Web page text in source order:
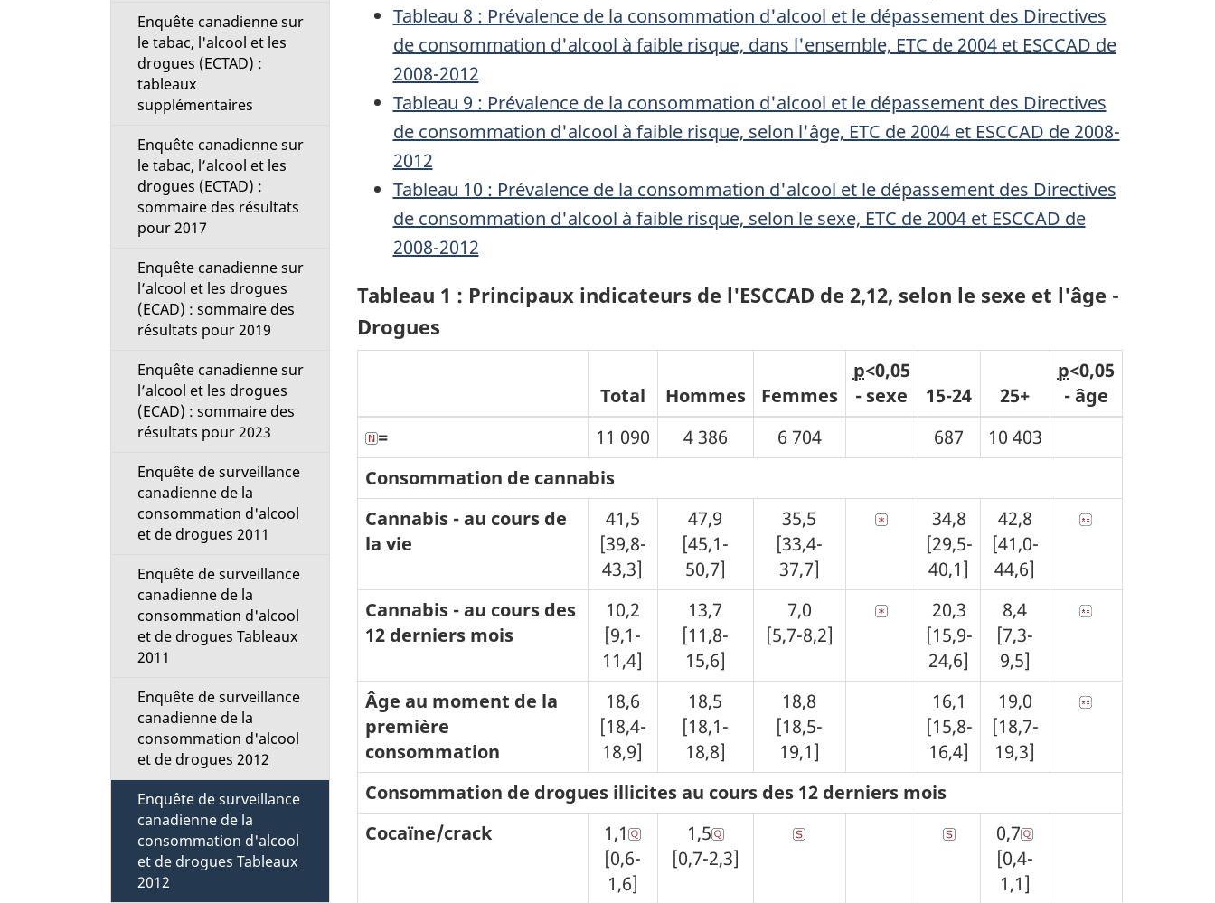
Tableau 8 : Prévalence de la consommation d'alcool et le dépassement des Directives
de consommation d'alcool à faible risque, dans l'ensemble, ETC de 2004 et ESCCAD de
2008-2012
Tableau 9 : Prévalence de la consommation d'alcool et le dépassement des Directives
de consommation d'alcool à faible risque, selon l'âge, ETC de 2004 et ESCCAD de 2008-
2012
Tableau 10 : Prévalence de la consommation d'alcool et le dépassement des Directives
de consommation d'alcool à faible risque, selon le sexe, ETC de 2004 et ESCCAD de
2008-2012
Tableau 1 : Principaux indicateurs de l'ESCCAD de 2,12, selon le sexe et l'âge -
Drogues
Total Hommes Femmes
p<0,05
- sexe
15-24 25+
p<0,05
- âge
=
11 090 4 386 6 704 687
10 403
Consommation de cannabis
Cannabis - au cours de
la vie
41,5
[39,8-
43,3]
47,9
[45,1-
50,7]
35,5
[33,4-
37,7]
34,8
[29,5-
40,1]
42,8
[41,0-
44,6]
Cannabis - au cours des
12 derniers mois
10,2
[9,1-
11,4]
13,7
[11,8-
15,6]
7,0
[5,7-8,2]
20,3
[15,9-
24,6]
8,4
[7,3-
9,5]
Âge au moment de la
première
consommation
18,6
[18,4-
18,9]
18,5
[18,1-
18,8]
18,8
[18,5-
19,1]
16,1
[15,8-
16,4]
19,0
[18,7-
19,3]
Consommation de drogues illicites au cours des 12 derniers mois
Cocaïne/crack
1,1
[0,6-
1,6]
1,5
[0,7-2,3]
0,7
[0,4-
1,1]
Enquête canadienne sur
le tabac, l'alcool et les
drogues (ECTAD) :
tableaux
supplémentaires
Enquête canadienne sur
le tabac, l’alcool et les
drogues (ECTAD) :
sommaire des résultats
pour 2017
Enquête canadienne sur
l’alcool et les drogues
(ECAD) : sommaire des
résultats pour 2019
Enquête canadienne sur
l’alcool et les drogues
(ECAD) : sommaire des
résultats pour 2023
Enquête de surveillance
canadienne de la
consommation d'alcool
et de drogues 2011
Enquête de surveillance
canadienne de la
consommation d'alcool
et de drogues Tableaux
2011
Enquête de surveillance
canadienne de la
consommation d'alcool
et de drogues 2012
Enquête de surveillance
canadienne de la
consommation d'alcool
et de drogues Tableaux
2012